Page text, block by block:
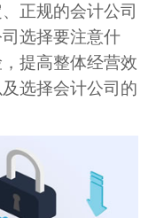
正规的会计公司
选择要注意什
提高整体经营效
选择会计公司的